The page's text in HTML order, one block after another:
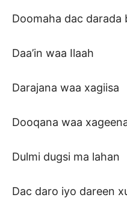
Doomaha dac darada
Daa’in waa Ilaah
Darajana waa xagiisa
Dooqana waa
Dulmi dugsi ma lahan
Dac daro iyo dareen